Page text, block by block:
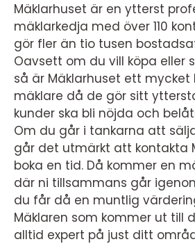
Mäklarhuset är en ytterst
mäklarkedja med över 110
gör fler än tio tusen
Oavsett om du vill köpa eller
så är Mäklarhuset ett mycket
mäklare då de gör sitt
kunder ska bli nöjda och
Om du går i tankarna att
går det utmärkt att kontakta
boka en tid. Då kommer en
där ni tillsammans går
du får då en muntlig
Mäklaren som kommer ut till
alltid expert på just ditt